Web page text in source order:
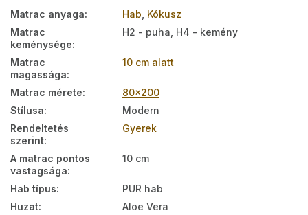
Matrac anyaga: Hab Kókusz
Matrac
keménysége:
H2 - puha, H4 - kemény
Matrac
magassága:
10 cm alatt
Matrac mérete:
80x200
Stílusa:
Modern
Rendeltetés
szerint:
Gyerek
A matrac pontos
vastagsága:
10 cm
Hab típus:
PUR hab
Huzat:
Aloe Vera